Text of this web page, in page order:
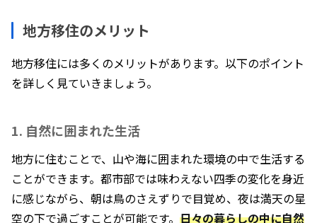
地方移住のメリット
地方移住には多くのメリットがあります。以下のポイント
を詳しく見ていきましょう。
1. 自然に囲まれた生活
地方に住むことで、山や海に囲まれた環境の中で生活する
ことができます。都市部では味わえない四季の変化を身近
に感じながら、朝は鳥のさえずりで目覚め、夜は満天の星
空の下で過ごすことが可能です。 日々の暮らしの中に自然